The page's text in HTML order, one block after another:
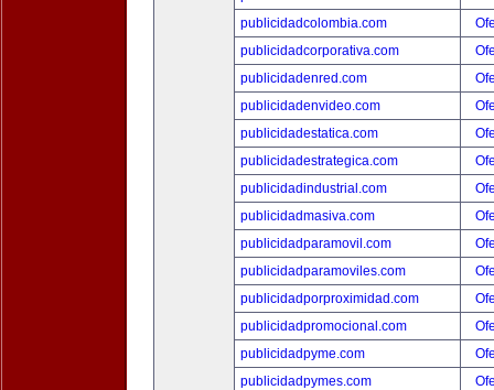
publicidadcolombia.com
publicidadcorporativa.com
publicidadenred.com
publicidadenvideo.com
publicidadestatica.com
publicidadestrategica.com
publicidadindustrial.com
publicidadmasiva.com
publicidadparamovil.com
publicidadparamoviles.com
publicidadporproximidad.com
publicidadpromocional.com
publicidadpyme.com
publicidadpymes.com